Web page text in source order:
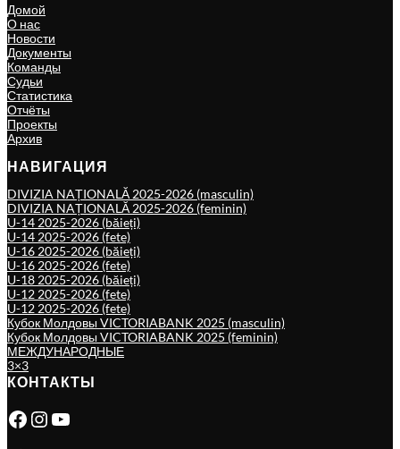
Домой
О нас
Новости
Документы
Команды
Судьи
Статистика
Отчёты
Проекты
Архив
НАВИГАЦИЯ
DIVIZIA NAȚIONALĂ 2025-2026 (masculin)
DIVIZIA NAȚIONALĂ 2025-2026 (feminin)
U-14 2025-2026 (băieți)
U-14 2025-2026 (fete)
U-16 2025-2026 (băieți)
U-16 2025-2026 (fete)
U-18 2025-2026 (băieți)
U-12 2025-2026 (fete)
U-12 2025-2026 (fete)
Кубок Молдовы VICTORIABANK 2025 (masculin)
Кубок Молдовы VICTORIABANK 2025 (feminin)
МЕЖДУНАРОДНЫЕ
3×3
КОНТАКТЫ
Facebook Instagram YouTube